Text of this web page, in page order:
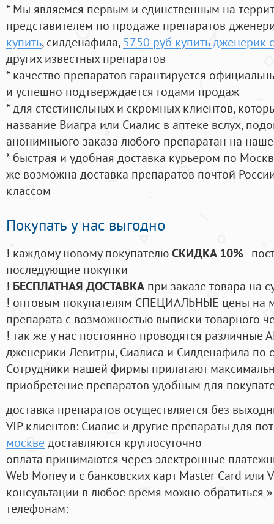
* Мы являемся первым и единственным на
представителем по продаже препаратов
купить, силденафила, 5750 руб купить дженерик
других известных препаратов
* качество препаратов гарантируется
и успешно подтверждается годами продаж
* для стестинельных и скромных клиентов,
название Виагра или Сиалис в аптеке вслух,
анонимныого заказа любого препаратан на
* быстрая и удобная доставка курьером по
же возможна доставка препаратов почтой
классом
Покупать у нас выгодно
! каждому новому покупателюСКИДКА 10%-
последующие покупки
! БЕСПЛАТНАЯ ДОСТАВКА при заказе товара на
! оптовым покупателям СПЕЦИАЛЬНЫЕ цены на
препарата с возможностью выписки товарного
! так же у нас постоянно проводятся
дженерики Левитры, Сиалиса и Силденафила по
Cотрудники нашей фирмы прилагают
приобретение препаратов удобным для
доставка препаратов осуществляется без
VIP клиентов: Сиалис и другие препараты для
москведоставляются круглосуточно
оплата принимаются через электронные
Web Money и с банковских карт Master Card или
консультации в любое время можно обратиться
телефонам: